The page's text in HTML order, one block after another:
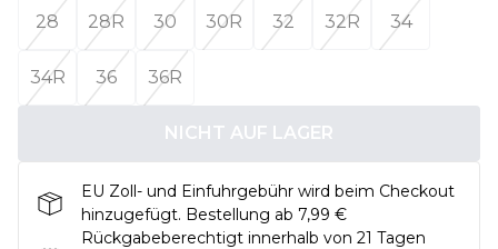
28
28R 30 30R 32 32R 34
34R 36 36R
NICHT AUF LAGER
EU Zoll- und Einfuhrgebühr wird beim Checkout
hinzugefügt. Bestellung ab 7,99 €
Rückgabeberechtigt innerhalb von 21 Tagen